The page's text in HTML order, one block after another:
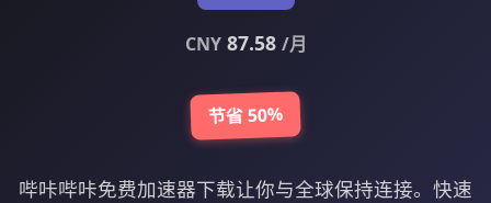
CNY87.58 /月
节省 50%
哔咔哔咔免费加速器下载让你与全球保持连接。快速